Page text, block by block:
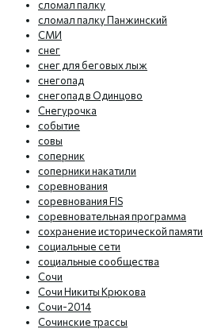
сломал палку
сломал палку Панжинский
СМИ
снег
снег для беговых лыж
снегопад
снегопад в Одинцово
Снегурочка
событие
совы
соперник
соперники накатили
соревнования
соревнования FIS
соревновательная программа
сохранение исторической памяти
социальные сети
социальные сообщества
Сочи
Сочи Никиты Крюкова
Сочи-2014
Сочинские трассы